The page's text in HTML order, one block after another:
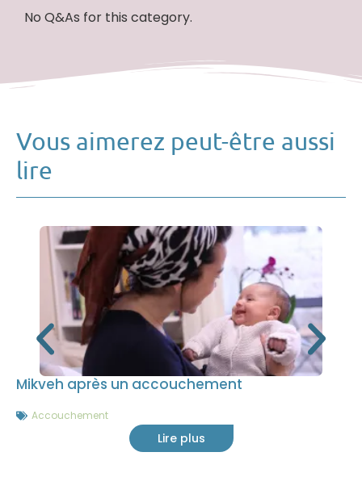
No Q&As for this category.
Vous aimerez peut-être aussi
lire
Mikveh après un accouchement
Accouchement
Lire plus